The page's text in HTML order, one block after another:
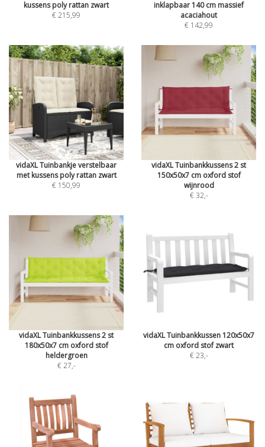
kussens poly rattan zwart
€ 215,99
inklapbaar 140 cm massief
acaciahout
€ 142,99
vidaXL Tuinbankje verstelbaar
met kussens poly rattan zwart
€ 150,99
vidaXL Tuinbankkussens 2 st
150x50x7 cm oxford stof
wijnrood
€ 32,-
vidaXL Tuinbankkussens 2 st
180x50x7 cm oxford stof
heldergroen
€ 27,-
vidaXL Tuinbankkussen 120x50x7
cm oxford stof zwart
€ 23,-